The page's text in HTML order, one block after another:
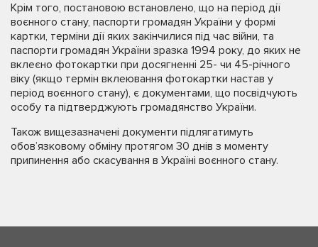
Крім того, постановою встановлено, що на період дії
воєнного стану, паспорти громадян України у формі
картки, терміни дії яких закінчилися під час війни, та
паспорти громадян України зразка 1994 року, до яких не
вклеєно фотокартки при досягненні 25- чи 45-річного
віку (якщо термін вклеювання фотокартки настав у
період воєнного стану), є документами, що посвідчують
особу та підтверджують громадянство України.
Також вищезазначені документи підлягатимуть
обов’язковому обміну протягом 30 днів з моменту
припинення або скасування в Україні воєнного стану.